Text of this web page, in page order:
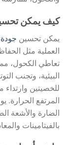
كيف يمكن
يمكن تحسين جودة
العملية مثل
تعاطي الكحول،
البيئية، وتجنب
للخصيتين
المرتفع الحرارة.
الضارة والأشعة
بالفيتامينات